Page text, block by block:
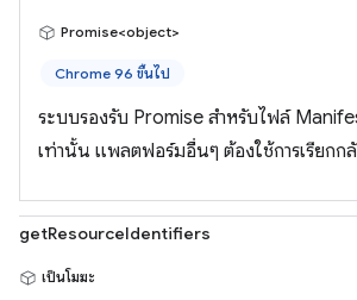
Promise<object>
Chrome 96 ขึ้นไป
ระบบรองรับ Promise สำหรับไฟล์
เท่านั้น แพลตฟอร์มอื่นๆ ต้องใช้การเรียกก
getResourceIdentifiers
เป็นโมฆะ